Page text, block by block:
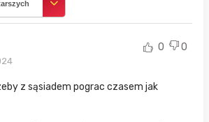
0 0
z sąsiadem pograc czasem jak